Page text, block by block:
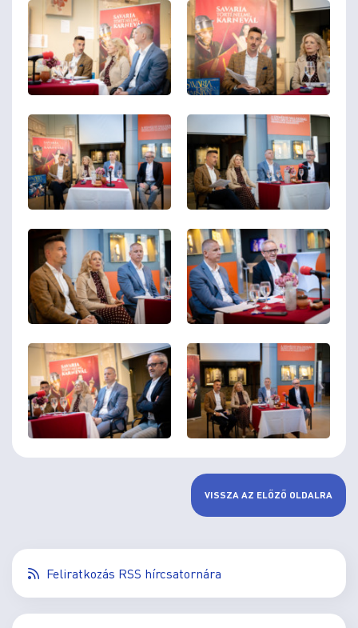
VISSZA AZ ELŐZŐ OLDALRA
Feliratkozás RSS hírcsatornára